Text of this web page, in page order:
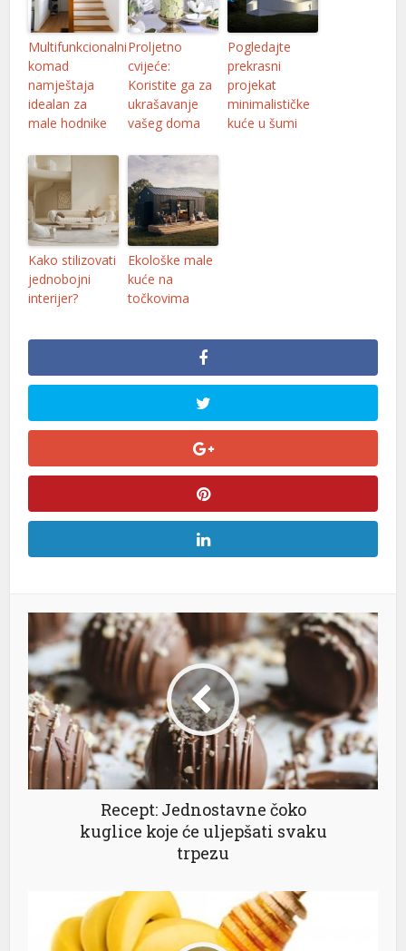
Multifunkcionalni
komad
namještaja
idealan za
male hodnike
Proljetno
cvijeće:
Koristite ga za
ukrašavanje
vašeg doma
Pogledajte
prekrasni
projekat
minimalističke
kuće u šumi
Kako stilizovati
jednobojni
interijer?
Ekološke male
kuće na
točkovima
Recept: Jednostavne čoko
kuglice koje će uljepšati svaku
trpezu